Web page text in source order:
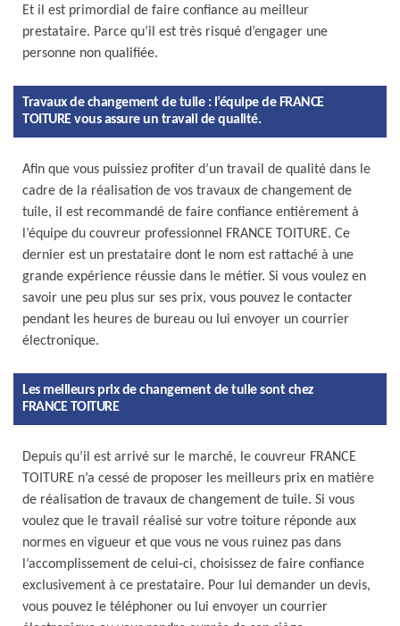
Et il est primordial de faire confiance au meilleur
prestataire. Parce qu’il est très risqué d’engager une
personne non qualifiée.
Travaux de changement de tuile : l’équipe de FRANCE
TOITURE vous assure un travail de qualité.
Afin que vous puissiez profiter d’un travail de qualité dans le
cadre de la réalisation de vos travaux de changement de
tuile, il est recommandé de faire confiance entièrement à
l’équipe du couvreur professionnel FRANCE TOITURE. Ce
dernier est un prestataire dont le nom est rattaché à une
grande expérience réussie dans le métier. Si vous voulez en
savoir une peu plus sur ses prix, vous pouvez le contacter
pendant les heures de bureau ou lui envoyer un courrier
électronique.
Les meilleurs prix de changement de tuile sont chez
FRANCE TOITURE
Depuis qu’il est arrivé sur le marché, le couvreur FRANCE
TOITURE n’a cessé de proposer les meilleurs prix en matière
de réalisation de travaux de changement de tuile. Si vous
voulez que le travail réalisé sur votre toiture réponde aux
normes en vigueur et que vous ne vous ruinez pas dans
l’accomplissement de celui-ci, choisissez de faire confiance
exclusivement à ce prestataire. Pour lui demander un devis,
vous pouvez le téléphoner ou lui envoyer un courrier